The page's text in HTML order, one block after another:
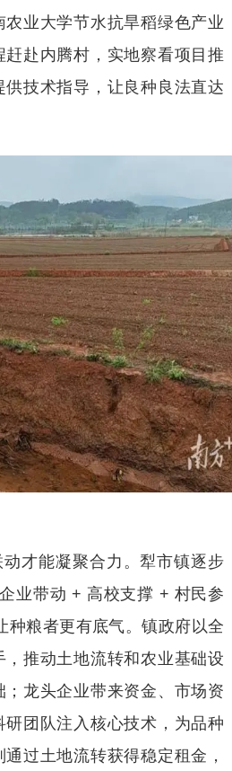
业大学节水抗旱稻绿色产业
赴内腾村，实地察看项目推
技术指导，让良种良法直达
才能凝聚合力。犁市镇逐步
业带动 + 高校支撑 + 村民参
种粮者更有底气。镇政府以全
推动土地流转和农业基础设
龙头企业带来资金、市场资
团队注入核心技术，为品种
过土地流转获得稳定租金，